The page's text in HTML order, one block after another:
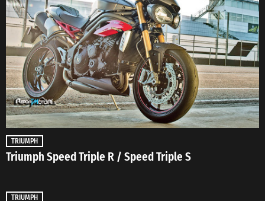
TRIUMPH
Triumph Speed Triple R / Speed Triple S
TRIUMPH